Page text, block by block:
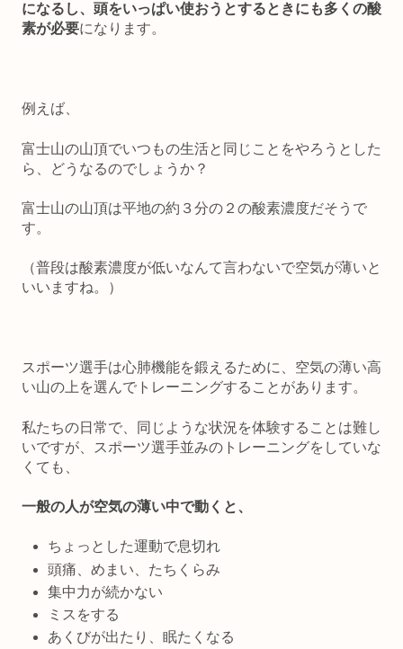
になるし、頭をいっぱい使おうとするときにも多くの酸
素が必要になります。
例えば、
富士山の山頂でいつもの生活と同じことをやろうとした
ら、どうなるのでしょうか？
富士山の山頂は平地の約３分の２の酸素濃度だそうで
す。
（普段は酸素濃度が低いなんて言わないで空気が薄いと
いいますね。）
スポーツ選手は心肺機能を鍛えるために、空気の薄い高
い山の上を選んでトレーニングすることがあります。
私たちの日常で、同じような状況を体験することは難し
いですが、スポーツ選手並みのトレーニングをしていな
くても、
一般の人が空気の薄い中で動くと、
ちょっとした運動で息切れ
頭痛、めまい、たちくらみ
集中力が続かない
ミスをする
あくびが出たり、眠たくなる